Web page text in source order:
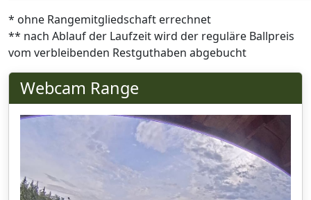
* ohne Rangemitgliedschaft errechnet
** nach Ablauf der Laufzeit wird der reguläre Ballpreis
vom verbleibenden Restguthaben abgebucht
Webcam Range